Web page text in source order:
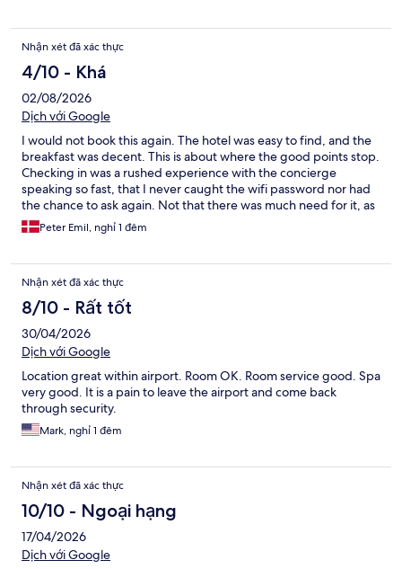
Nhận xét đã xác thực
4/10 - Khá
02/08/2026
Dịch với Google
I would not book this again. The hotel was easy to find, and the
breakfast was decent. This is about where the good points stop.
Checking in was a rushed experience with the concierge
speaking so fast, that I never caught the wifi password nor had
the chance to ask again. Not that there was much need for it, as
the wifi didn’t work at all. Furthermore, the walls are paper thin.
Anything happening in the hallway (e.g. other guests coming
the room. This is not optimal for a short overnight stay, for which
the only purpose was to catch some sleep before the next
flight.
Peter Emil, nghỉ 1 đêm
Nhận xét đã xác thực
8/10 - Rất tốt
30/04/2026
Dịch với Google
Location great within airport. Room OK. Room service good. Spa
very good. It is a pain to leave the airport and come back
through security.
Mark, nghỉ 1 đêm
Nhận xét đã xác thực
10/10 - Ngoại hạng
17/04/2026
Dịch với Google